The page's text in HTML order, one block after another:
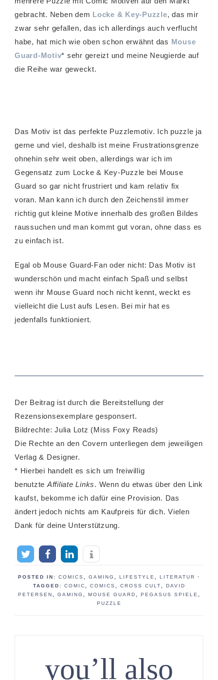
gebracht. Neben dem Locke & Key-Puzzle, das mir
zwar sehr gefallen, das ich allerdings auch verflucht
habe, hat mich wie oben schon erwähnt das Mouse
Guard-Motiv* sehr gereizt und meine Neugierde auf
die Reihe war geweckt.
Das Motiv ist das perfekte Puzzlemotiv. Ich puzzle ja
gerne und viel, deshalb ist meine Frustrationsgrenze
ohnehin sehr weit oben, allerdings war ich im
Gegensatz zum Locke & Key-Puzzle bei Mouse
Guard so gar nicht frustriert und kam relativ fix
voran. Man kann ich durch den Zeichenstil immer
richtig gut kleine Motive innerhalb des großen Bildes
raussuchen und man kommt gut voran, ohne dass es
zu einfach ist.
Egal ob Mouse Guard-Fan oder nicht: Das Motiv ist
wunderschön und macht einfach Spaß und selbst
wenn ihr Mouse Guard noch nicht kennt, weckt es
vielleicht die Lust aufs Lesen. Bei mir hat es
jedenfalls funktioniert.
Der Beitrag ist durch die Bereitstellung der
Rezensionsexemplare gesponsert.
Bildrechte: Julia Lotz (Miss Foxy Reads)
Die Rechte an den Covern unterliegen dem jeweiligen
Verlag & Designer.
* Hierbei handelt es sich um freiwillig
benutzte Affiliate Links. Wenn du etwas über den Link
kaufst, bekomme ich dafür eine Provision. Das
ändert jedoch nichts am Kaufpreis für dich. Vielen
Dank für deine Unterstützung.
POSTED IN: COMICS GAMING LIFESTYLE LITERATUR
·
TAGGED: COMIC COMICS CROSS CULT
DAVID
PETERSEN
GAMING MOUSE GUARD PEGASUS SPIELE
PUZZLE
you’ll also